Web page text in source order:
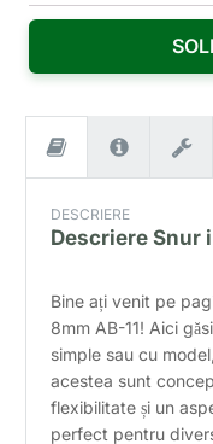
DESCRIERE
DescriereSnur
Bine ați venit pe
8mm AB-11! Aici
simple sau cu
acestea sunt
flexibilitate și un
perfect pentru